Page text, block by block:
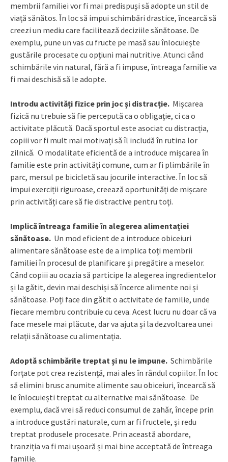
membrii familiei vor fi mai predispuși să adopte un stil de
viață sănătos. În loc să impui schimbări drastice, încearcă să
creezi un mediu care facilitează deciziile sănătoase. De
exemplu, pune un vas cu fructe pe masă sau înlocuiește
gustările procesate cu opțiuni mai nutritive. Atunci când
schimbările vin natural, fără a fi impuse, întreaga familie va
fi mai deschisă să le adopte.
Introdu activități fizice prin joc și distracție. Mișcarea
fizică nu trebuie să fie percepută ca o obligație, ci ca o
activitate plăcută. Dacă sportul este asociat cu distracția,
copiii vor fi mult mai motivați să îl includă în rutina lor
zilnică. O modalitate eficientă de a introduce mișcarea în
familie este prin activități comune, cum ar fi plimbările în
parc, mersul pe bicicletă sau jocurile interactive. În loc să
impui exerciții riguroase, creează oportunități de mișcare
prin activități care să fie distractive pentru toţi.
Implică întreaga familie în alegerea alimentației
sănătoase. Un mod eficient de a introduce obiceiuri
alimentare sănătoase este de a implica toți membrii
familiei în procesul de planificare și pregătire a meselor.
Când copiii au ocazia să participe la alegerea ingredientelor
și la gătit, devin mai deschiși să încerce alimente noi și
sănătoase. Poți face din gătit o activitate de familie, unde
fiecare membru contribuie cu ceva. Acest lucru nu doar că va
face mesele mai plăcute, dar va ajuta și la dezvoltarea unei
relații sănătoase cu alimentația.
Adoptă schimbările treptat și nu le impune. Schimbările
forțate pot crea rezistență, mai ales în rândul copiilor. În loc
să elimini brusc anumite alimente sau obiceiuri, încearcă să
le înlocuiești treptat cu alternative mai sănătoase. De
exemplu, dacă vrei să reduci consumul de zahăr, începe prin
a introduce gustări naturale, cum ar fi fructele, și redu
treptat produsele procesate. Prin această abordare,
tranziția va fi mai ușoară și mai bine acceptată de întreaga
familie.